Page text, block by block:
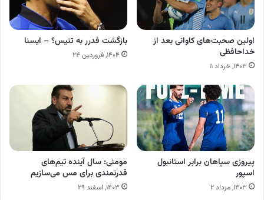
اولین صحبت‌های کاوانی بعد از
خداحافظی
۱۴۰۳, خرداد ۱۱
بازگشت فدرر به تنیس؟ – ایسنا
۱۴۰۴, فروردین ۲۴
پیروزی سپاهان برابر استانبول
اسپور
۱۴۰۳, مرداد ۲
مومنی: سال آینده تیم‌های
قدرتمندی برای مس می‌سازیم
۱۴۰۳, اسفند ۲۹